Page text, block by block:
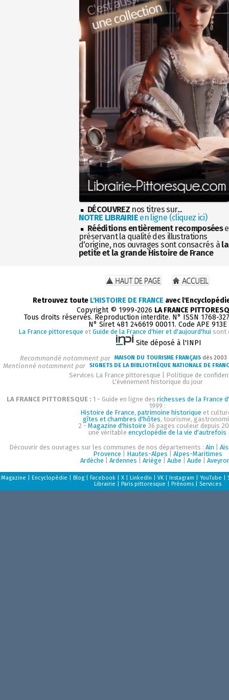
DÉCOUVREZ nos titres sur...
NOTRE LIBRAIRIEen ligne (cliquez ici)
Rééditions entièrement recomposées
préservant la qualité des illustrations
d'origine, nos ouvrages sont consacrés à la
petite et la grande Histoire de France
Retrouvez toute L'HISTOIRE DE FRANCE avec
Copyright © 1999-2026 LA FRANCE
Tous droits réservés. Reproduction interdite. N° ISSN 1768-
N° Siret 481 246619 00011. Code APE 913E
La France pittoresque et Guide de la France d'hier et d'aujourd'hui sont
Site déposé à l'INPI
Recommandé notamment par MAISON DU TOURISME FRANÇAIS dès
Mentionné notamment par SIGNETS DE LA BIBLIOTHÈQUE NATIONALE DE
Services La France pittoresque
Politique de
L'événement historique du jour
LA FRANCE PITTORESQUE : 1 - Guide en ligne des richesses de la France
1999 :
Histoire de France, patrimoine historique et
gîtes et chambres d'hôtes, tourisme,
2 - Magazine d'histoire 36 pages couleur depuis
une véritable encyclopédie de la vie d'autrefois
Découvrir des ouvrages sur les communes de nos départements : Ain
Provence
Hautes-Alpes
Alpes-Maritimes
Ardèche
Ardennes Ariège Aube Aude
Magazine Encyclopédie Blog| Facebook| X| LinkedIn VK| Instagram YouTube
Librairie
Paris pittoresque Prénoms| Services